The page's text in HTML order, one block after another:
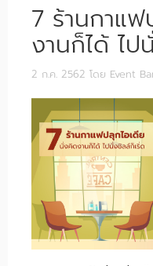
7 ร้านกาแ
งานก็ได้ ไป
2 ก.ค. 2562 โดย Event